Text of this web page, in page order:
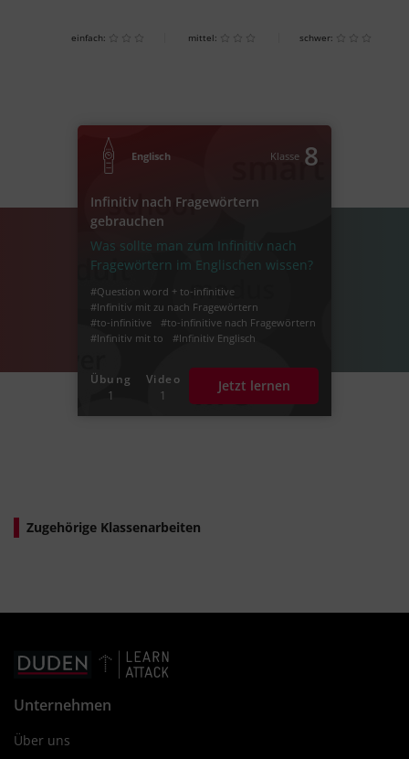
einfach: mittel: schwer:
Englisch Klasse 8
Infinitiv nach Fragewörtern
gebrauchen
Was sollte man zum Infinitiv nach
Fragewörtern im Englischen wissen?
#Question word + to-infinitive
#Infinitiv mit zu nach Fragewörtern
#to-infinitive
#to-infinitive nach Fragewörtern
#Infinitiv mit to
#Infinitiv Englisch
Übung
1
Video
1
Jetzt lernen
Zugehörige Klassenarbeiten
Unternehmen
Über uns